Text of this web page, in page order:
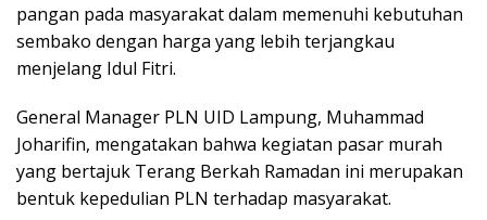
pangan pada masyarakat dalam memenuhi kebutuhan
sembako dengan harga yang lebih terjangkau
menjelang Idul Fitri.
General Manager PLN UID Lampung, Muhammad
Joharifin, mengatakan bahwa kegiatan pasar murah
yang bertajuk Terang Berkah Ramadan ini merupakan
bentuk kepedulian PLN terhadap masyarakat.